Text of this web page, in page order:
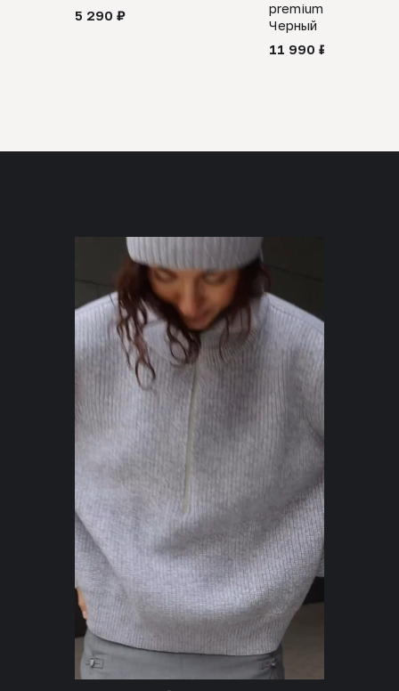
5 290 ₽
premium merino
Черный
11 990 ₽